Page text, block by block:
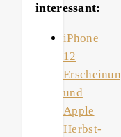
interessant:
iPhone
12
und
Apple
Herbst-